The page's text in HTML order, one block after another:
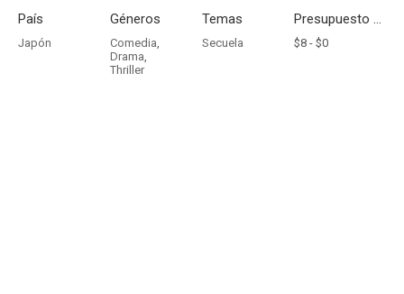
País
Japón
Géneros
Comedia,
Drama,
Thriller
Temas
Secuela
Presupuesto - Ingresos
$8 - $0